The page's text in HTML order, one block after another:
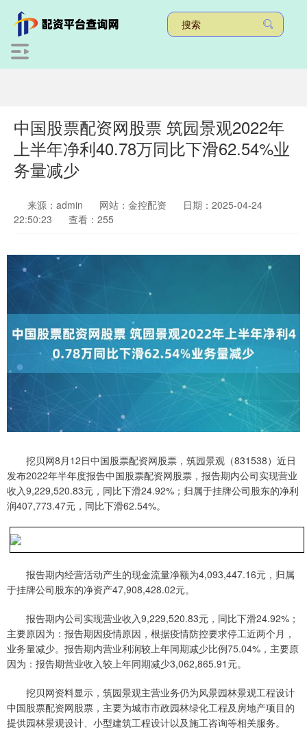
中国股票配资网股票 筑园景观2022年
上半年净利40.78万同比下滑62.54%业
务量减少
来源：admin 网站：金控配资
日期：2025-04-24
22:50:23
查看：255
挖贝网8月12日中国股票配资网股票，筑园景观（831538）近日
发布2022年半年度报告中国股票配资网股票，报告期内公司实现营业
收入9,229,520.83元，同比下滑24.92%；归属于挂牌公司股东的净利
润407,773.47元，同比下滑62.54%。
报告期内经营活动产生的现金流量净额为4,093,447.16元，归属
于挂牌公司股东的净资产47,908,428.02元。
报告期内公司实现营业收入9,229,520.83元，同比下滑24.92%；
主要原因为：报告期因疫情原因，根据疫情防控要求停工近两个月，
业务量减少。报告期内营业利润较上年同期减少比例75.04%，主要原
因为：报告期营业收入较上年同期减少3,062,865.91元。
挖贝网资料显示，筑园景观主营业务仍为风景园林景观工程设计
中国股票配资网股票，主要为城市市政园林绿化工程及房地产项目的
提供园林景观设计、小型建筑工程设计以及施工咨询等相关服务。